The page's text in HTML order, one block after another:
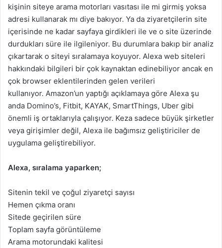
kişinin siteye arama motorları vasıtası ile mi girmiş yoksa
adresi kullanarak mı diye bakıyor. Ya da ziyaretçilerin site
içerisinde ne kadar sayfaya girdikleri ile ve o site üzerinde
durdukları süre ile ilgileniyor. Bu durumlara bakıp bir analiz
çıkartarak o siteyi sıralamaya koyuyor. Alexa web siteleri
hakkındaki bilgileri bir çok kaynaktan edinebiliyor ancak en
çok browser eklentilerinden gelen verileri
kullanıyor. Amazon’un yaptığı açıklamaya göre Alexa şu
anda Domino’s, Fitbit, KAYAK, SmartThings, Uber gibi
önemli iş ortaklarıyla çalışıyor. Keza sadece büyük şirketler
veya girişimler değil, Alexa ile bağımsız geliştiriciler de
uygulama geliştirebiliyor.
Alexa, sıralama yaparken;
Sitenin tekil ve çoğul ziyaretçi sayısı
Hemen çıkma oranı
Sitede geçirilen süre
Toplam sayfa görüntüleme
Arama motorundaki kalitesi